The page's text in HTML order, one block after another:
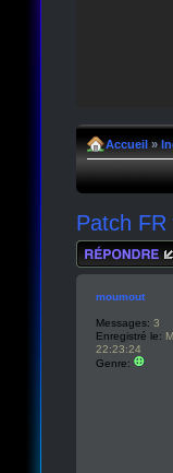
Accueil »
Patch
Répondre
moumout
Messages: 3
Enregistré le:
22:23:24
Genre: